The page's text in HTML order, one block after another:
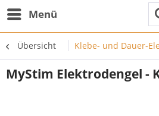
Menü
Übersicht Klebe- und Dauer-
MyStim Elektrodengel -